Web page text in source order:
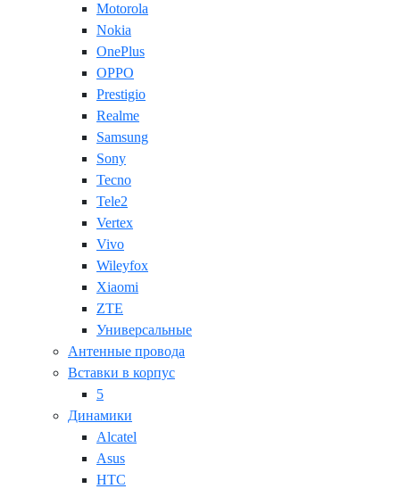
Motorola
Nokia
OnePlus
OPPO
Prestigio
Realme
Samsung
Sony
Tecno
Tele2
Vertex
Vivo
Wileyfox
Xiaomi
ZTE
Универсальные
Антенные провода
Вставки в корпус
5
Динамики
Alcatel
Asus
HTC